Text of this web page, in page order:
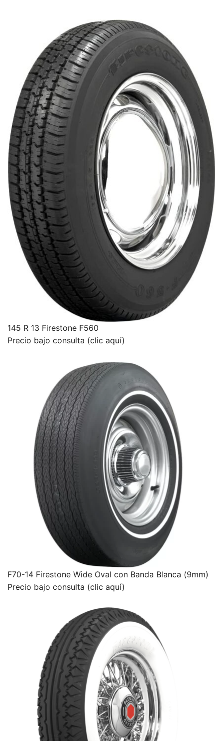
145 R 13 Firestone F560
Precio bajo consulta (clic aquí)
F70-14 Firestone Wide Oval con Banda Blanca (9mm)
Precio bajo consulta (clic aquí)